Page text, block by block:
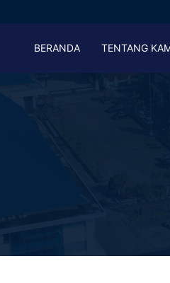
BERANDA TENTANG